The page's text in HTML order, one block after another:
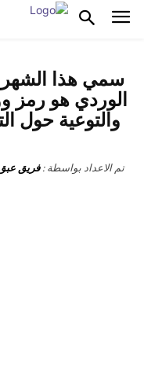
سمي هذا الشهر
الوردي هو رمز
والتوعية حول
تم الاعداد بواسطة : فريق عبق